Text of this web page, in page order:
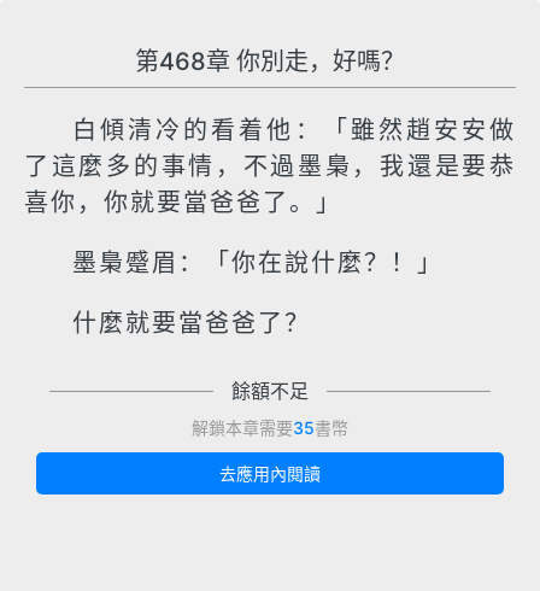
第468章 你別走，好嗎？
白傾清冷的看着他：「雖然趙安安做
了這麼多的事情，不過墨梟，我還是要恭
喜你，你就要當爸爸了。」
墨梟蹙眉：「你在說什麼？！」
什麼就要當爸爸了？
餘額不足
解鎖本章需要35書幣
去應用內閱讀